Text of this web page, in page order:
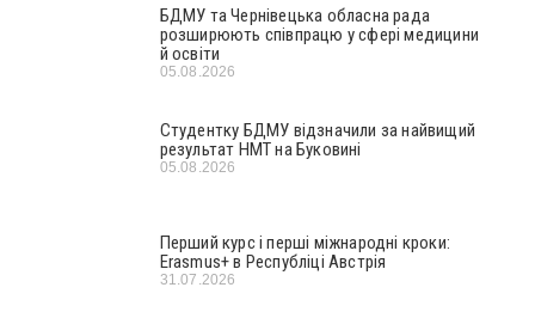
БДМУ та Чернівецька обласна рада
розширюють співпрацю у сфері медицини
й освіти
05.08.2026
Студентку БДМУ відзначили за найвищий
результат НМТ на Буковині
05.08.2026
Перший курс і перші міжнародні кроки:
Erasmus+ в Республіці Австрія
31.07.2026